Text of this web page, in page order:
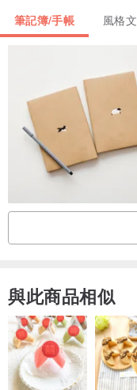
這個內頁為工作室自製的
要內頁請在備註留言告知
※日後需加購筆記本內頁
尺寸：此皮革書套/筆記
材質： 義大利進口皮革
客製流程》
▲溝通詢問設計師客製細
↓
▲確認細節後開專屬賣場
筆記簿/手帳 風格
與此商品相似